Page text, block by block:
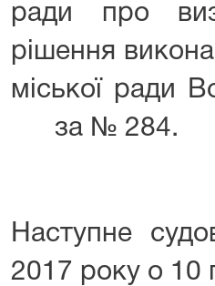
ради про
рішення
міської ради
за № 284.
Наступне
2017 року о 10